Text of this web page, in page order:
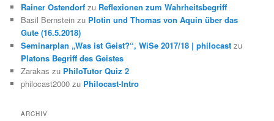
Rainer Ostendorf zu Reflexionen zum Wahrheitsbegriff
Basil Bernstein zu Plotin und Thomas von Aquin über das
Gute (16.5.2018)
Seminarplan „Was ist Geist?“, WiSe 2017/18 | philocast zu
Platons Begriff des Geistes
Zarakas zu PhiloTutor Quiz 2
philocast2000 zu Philocast-Intro
ARCHIV